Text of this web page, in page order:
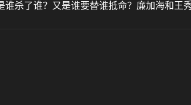
杀了谁？又是谁要替谁抵命？廉加海和王